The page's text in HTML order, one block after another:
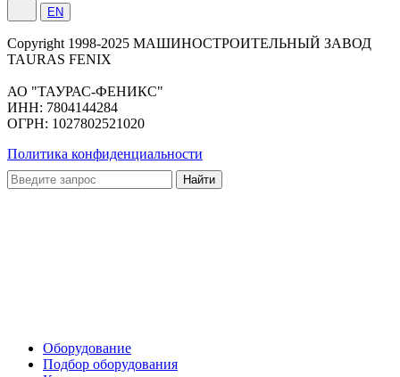
EN
Сopyright 1998-2025 МАШИНОСТРОИТЕЛЬНЫЙ ЗАВОД
TAURAS FENIX
АО "ТАУРАС-ФЕНИКС"
ИНН: 7804144284
ОГРН: 1027802521020
Политика конфиденциальности
Оборудование
Подбор оборудования